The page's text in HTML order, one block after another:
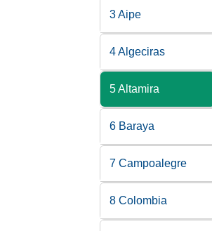
3 Aipe
4 Algeciras
5 Altamira
6 Baraya
7 Campoalegre
8 Colombia